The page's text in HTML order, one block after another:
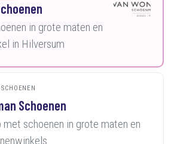
in grote maten en
in Hilversum
SCHOENEN
Schoenen
met schoenen in grote maten en